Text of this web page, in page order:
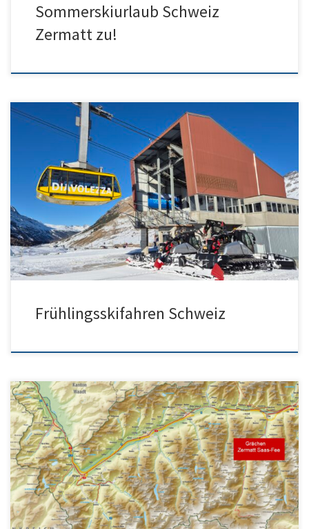
Sommerskiurlaub Schweiz
Zermatt zu!
Der Frühling 2026 ist vorbei! Skifahren an Ostern 27
Gletscherskifahren Schweiz Frühlingsskifahren Wallis
Frühlingsskifahren 2027 Graubünden Ferienwohnung Arosa –
Frühlingsskifahren Schweiz
In vielen Skigebieten der Schweiz ist Frühlingsskifahren auch nach
Ostern noch möglich. Doch wo ist es speziell gut zum Skifahren […]